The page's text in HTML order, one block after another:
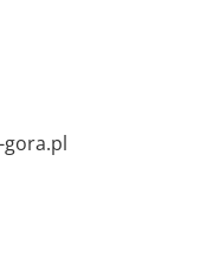
gora.pl